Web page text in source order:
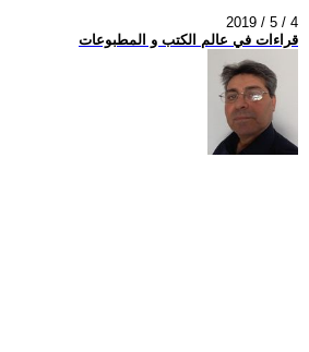
2019 / 5 / 4
قراءات في عالم الكتب و المطبوعات